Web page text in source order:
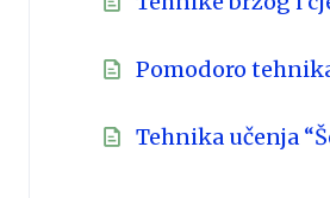
Pomodoro
Tehnika učenja